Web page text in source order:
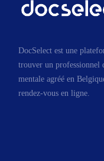
DocSelect est une
trouver un professionnel
mentale agréé en
rendez-vous en ligne.